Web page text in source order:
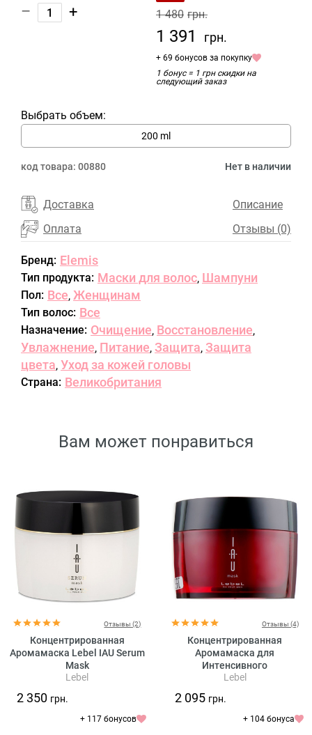
– + 1 480 грн.
1 391 грн.
+ 69 бонусов за покупку
1 бонус = 1 грн скидки на
следующий заказ
Выбрать объем:
200 ml
код товара: 00880 Нет в наличии
Доставка
Оплата
Описание
Отзывы (0)
Бренд: Elemis
Тип продукта: Маски для волос, Шампуни
Пол: Все, Женщинам
Тип волос: Все
Назначение: Очищение, Восстановление,
Увлажнение, Питание, Защита, Защита
цвета, Уход за кожей головы
Страна: Великобритания
Вам может понравиться
Отзывы (2)
Концентрированная
Аромамаска Lebel IAU Serum
Mask
Lebel
2 350 грн.
+ 117 бонусов
Отзывы (4)
Концентрированная
Аромамаска для
Интенсивного
Восстановления Lebel IAU
Lebel
2 095 грн.
+ 104 бонуса